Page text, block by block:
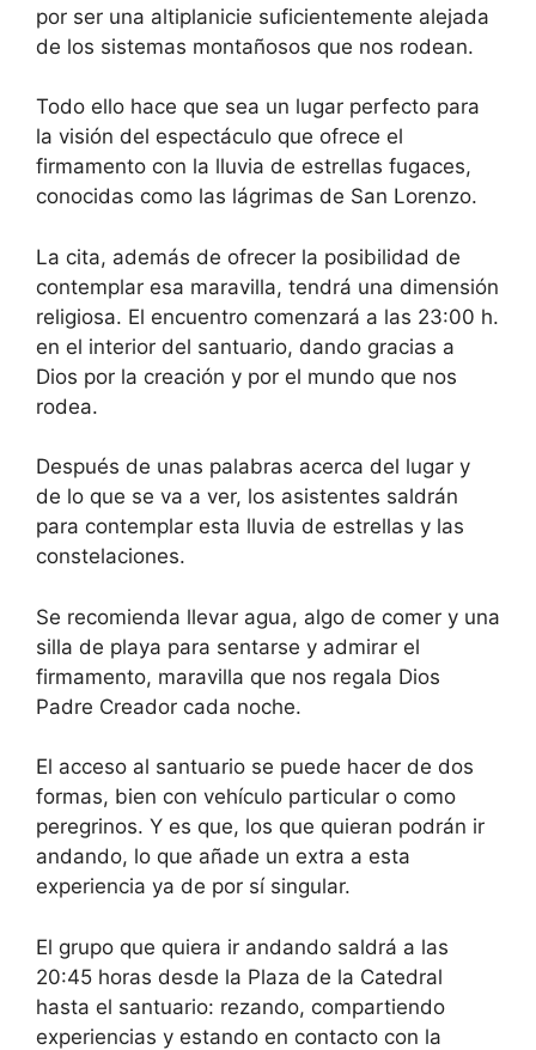
por ser una altiplanicie suficientemente alejada
de los sistemas montañosos que nos rodean.
Todo ello hace que sea un lugar perfecto para
la visión del espectáculo que ofrece el
firmamento con la lluvia de estrellas fugaces,
conocidas como las lágrimas de San Lorenzo.
La cita, además de ofrecer la posibilidad de
contemplar esa maravilla, tendrá una dimensión
religiosa. El encuentro comenzará a las 23:00 h.
en el interior del santuario, dando gracias a
Dios por la creación y por el mundo que nos
rodea.
Después de unas palabras acerca del lugar y
de lo que se va a ver, los asistentes saldrán
para contemplar esta lluvia de estrellas y las
constelaciones.
Se recomienda llevar agua, algo de comer y una
silla de playa para sentarse y admirar el
firmamento, maravilla que nos regala Dios
Padre Creador cada noche.
El acceso al santuario se puede hacer de dos
formas, bien con vehículo particular o como
peregrinos. Y es que, los que quieran podrán ir
andando, lo que añade un extra a esta
experiencia ya de por sí singular.
El grupo que quiera ir andando saldrá a las
20:45 horas desde la Plaza de la Catedral
hasta el santuario: rezando, compartiendo
experiencias y estando en contacto con la